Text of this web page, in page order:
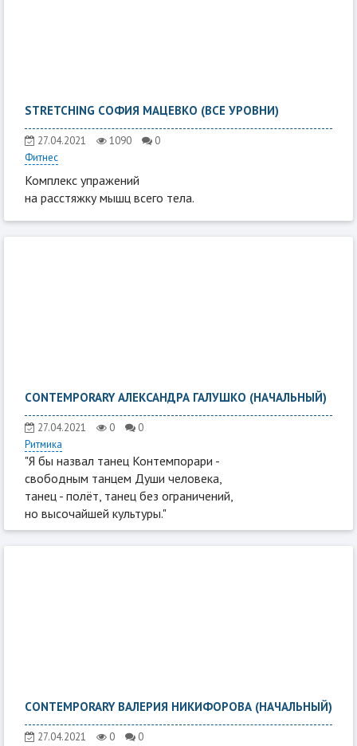
STRETCHING СОФИЯ МАЦЕВКО (ВСЕ УРОВНИ)
27.04.2021 1090
0
Фитнес
Комплекс упражений
на расстяжку мышц всего тела.
CONTEMPORARY АЛЕКСАНДРА ГАЛУШКО (НАЧАЛЬНЫЙ)
27.04.2021 0
0
Ритмика
"Я бы назвал танец Контемпорари -
свободным танцем Души человека,
танец - полёт, танец без ограничений,
но высочайшей культуры."
CONTEMPORARY ВАЛЕРИЯ НИКИФОРОВА (НАЧАЛЬНЫЙ)
27.04.2021 0
0